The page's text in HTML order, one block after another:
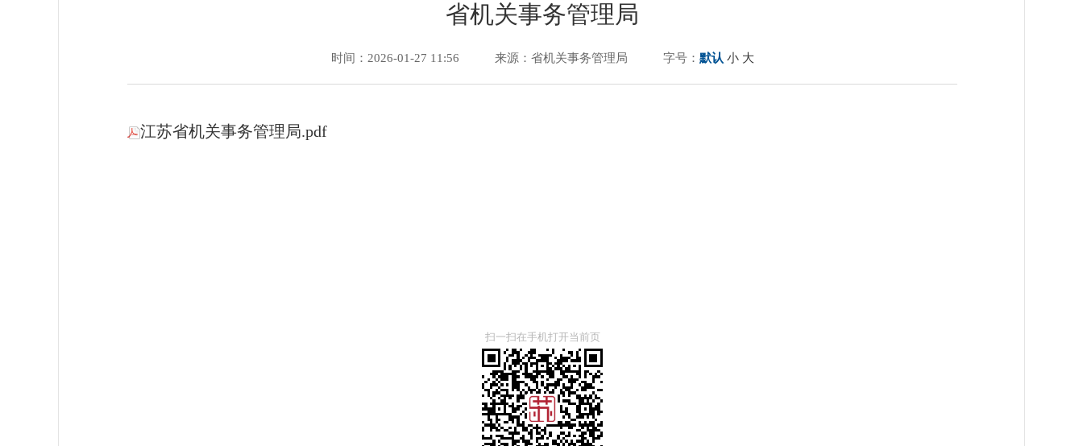
省机关事务管理局
时间：2026-01-27 11:56 来源：省机关事务管理局 字号： 默认 小 大
江苏省机关事务管理局.pdf
扫一扫在手机打开当前页